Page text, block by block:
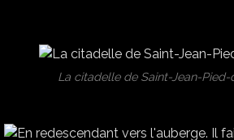
La citadelle de Saint-Jean-Pied-